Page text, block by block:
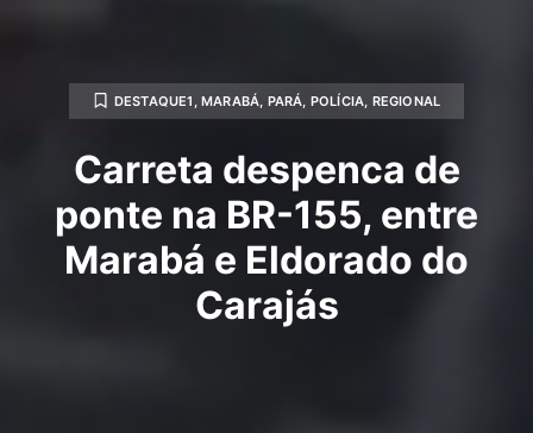
DESTAQUE1 , MARABÁ, PARÁ, POLÍCIA, REGIONAL
Carreta despenca de
ponte na BR-155, entre
Marabá e Eldorado do
Carajás